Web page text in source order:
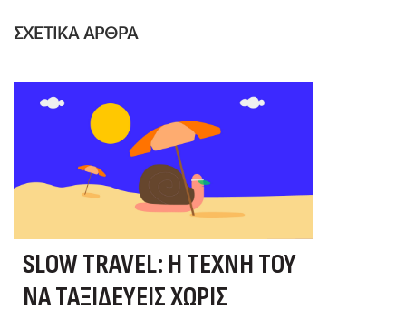
ΣΧΕΤΙΚΑ ΑΡΘΡΑ
SLOW TRAVEL: Η ΤΈΧΝΗ ΤΟΥ
ΝΑ ΤΑΞΙΔΕΎΕΙΣ ΧΩΡΊΣ